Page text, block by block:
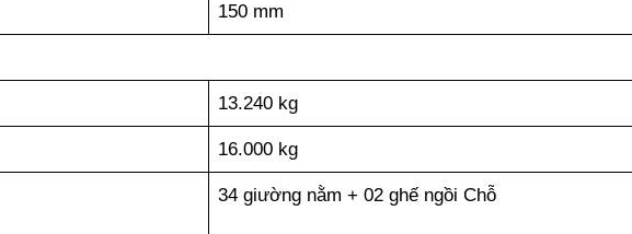
150 mm
13.240 kg
16.000 kg
34 giường nằm + 02 ghế ngồi Chỗ